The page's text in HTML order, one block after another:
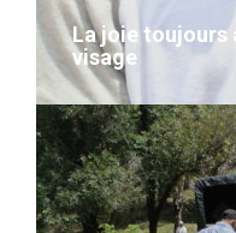
La joie toujours
visage